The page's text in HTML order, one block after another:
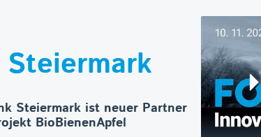
Steiermark ist neuer Partner
BioBienenApfel